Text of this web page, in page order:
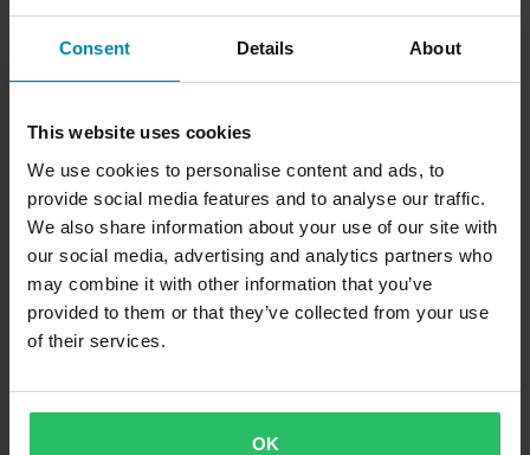
Consent Details About
This website uses cookies
We use cookies to personalise content and ads, to
provide social media features and to analyse our traffic.
We also share information about your use of our site with
our social media, advertising and analytics partners who
may combine it with other information that you’ve
provided to them or that they’ve collected from your use
of their services.
OK